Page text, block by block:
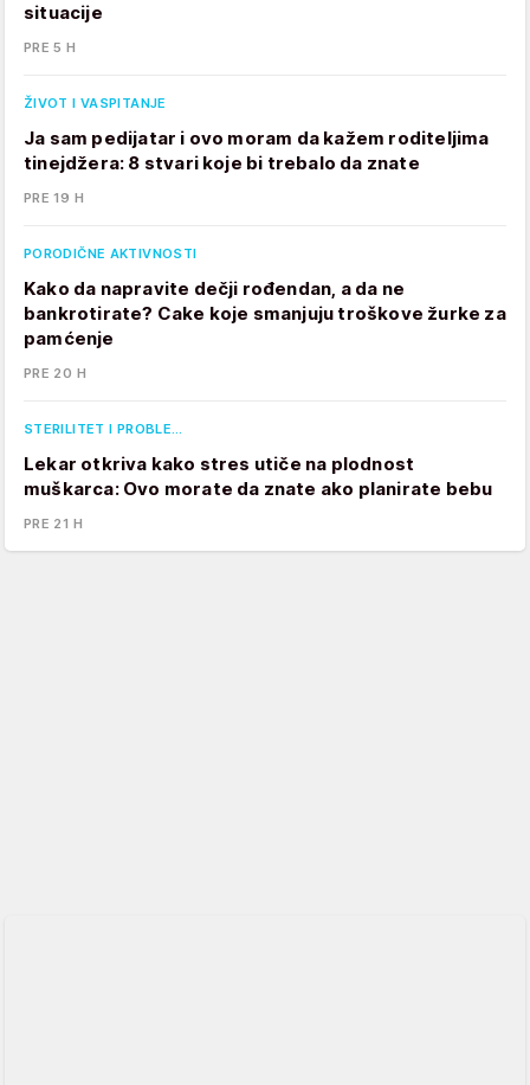
situacije
PRE 5 H
ŽIVOT I VASPITANJE
Ja sam pedijatar i ovo moram da kažem roditeljima
tinejdžera: 8 stvari koje bi trebalo da znate
PRE 19 H
PORODIČNE AKTIVNOSTI
Kako da napravite dečji rođendan, a da ne
bankrotirate? Cake koje smanjuju troškove žurke za
pamćenje
PRE 20 H
STERILITET I PROBLE…
Lekar otkriva kako stres utiče na plodnost
muškarca: Ovo morate da znate ako planirate bebu
PRE 21 H